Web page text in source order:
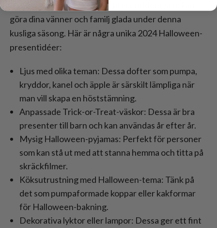
tankeväckande Halloween-presentidéer som kan
göra dina vänner och familj glada under denna
kusliga säsong. Här är några unika 2024 Halloween-
presentidéer:
Ljus med olika teman: Dessa dofter som pumpa,
kryddor, kanel och äpple är särskilt lämpliga när
man vill skapa en höststämning.
Anpassade Trick-or-Treat-väskor: Dessa är bra
presenter till barn och kan användas år efter år.
Mysig Halloween-pyjamas: Perfekt för personer
som kan stå ut med att stanna hemma och titta på
skräckfilmer.
Köksutrustning med Halloween-tema: Tänk på
det som pumpaformade koppar eller kakformar
för Halloween-bakning.
Dekorativa lyktor eller lampor: Dessa ger ett fint